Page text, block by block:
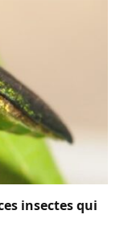
insectes qui